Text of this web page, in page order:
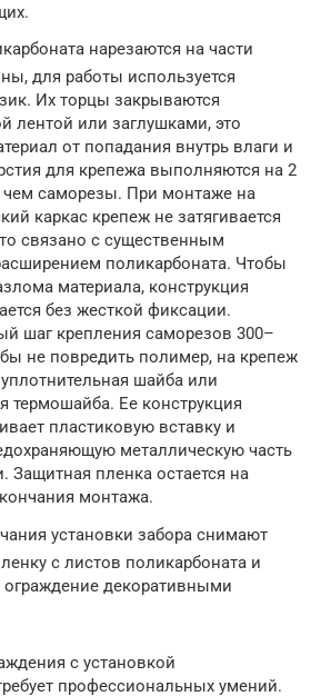
нарезаются на части
для работы используется
Их торцы закрываются
лентой или заглушками, это
от попадания внутрь влаги и
для крепежа выполняются на 2
саморезы. При монтаже на
каркас крепеж не затягивается
связано с существенным
поликарбоната. Чтобы
материала, конструкция
без жесткой фиксации.
шаг крепления саморезов 300–
не повредить полимер, на крепеж
шайба или
термошайба. Ее конструкция
пластиковую вставку и
металлическую часть
Защитная пленка остается на
монтажа.
установки забора снимают
с листов поликарбоната и
декоративными
с установкой
профессиональных умений.